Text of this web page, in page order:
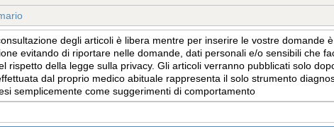
degli articoli è libera mentre per inserire le vostre domande
evitando di riportare nelle domande, dati personali e/o sensibili che
della legge sulla privacy. Gli articoli verranno pubblicati solo
dal proprio medico abituale rappresenta il solo strumento
semplicemente come suggerimenti di comportamento